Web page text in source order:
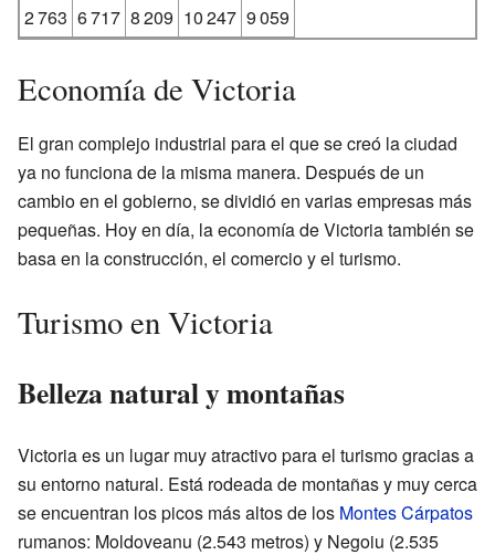
2 763 6 717 8 209 10 247 9 059
Economía de Victoria
El gran complejo industrial para el que se creó la ciudad
ya no funciona de la misma manera. Después de un
cambio en el gobierno, se dividió en varias empresas más
pequeñas. Hoy en día, la economía de Victoria también se
basa en la construcción, el comercio y el turismo.
Turismo en Victoria
Belleza natural y montañas
Victoria es un lugar muy atractivo para el turismo gracias a
su entorno natural. Está rodeada de montañas y muy cerca
se encuentran los picos más altos de los Montes Cárpatos
rumanos: Moldoveanu (2.543 metros) y Negoiu (2.535